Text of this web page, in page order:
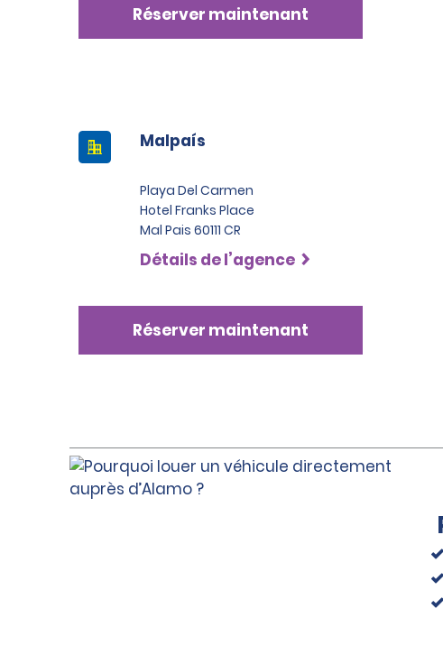
Réserver maintenant
Malpaís
Playa Del Carmen
Hotel Franks Place
Mal Pais 60111 CR
Détails de l’agence
Réserver maintenant